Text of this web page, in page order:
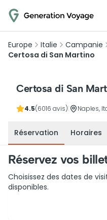
Europe Italie Campanie
Certosa di San Martino
Certosa di San
4.5(6016 avis) Naples,
Réservation Horaires
Réservez vos
Choisissez des dates de
disponibles.